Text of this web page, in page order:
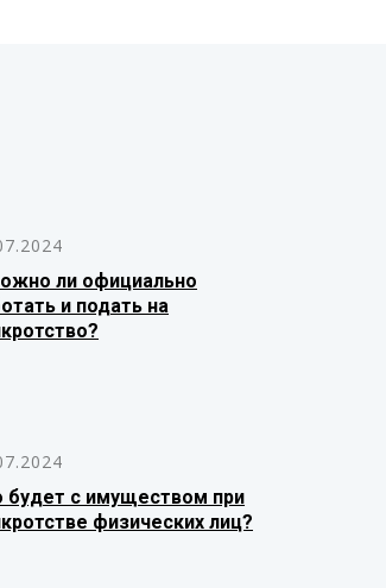
ли официально
и подать на
будет с имуществом при
физических лиц?